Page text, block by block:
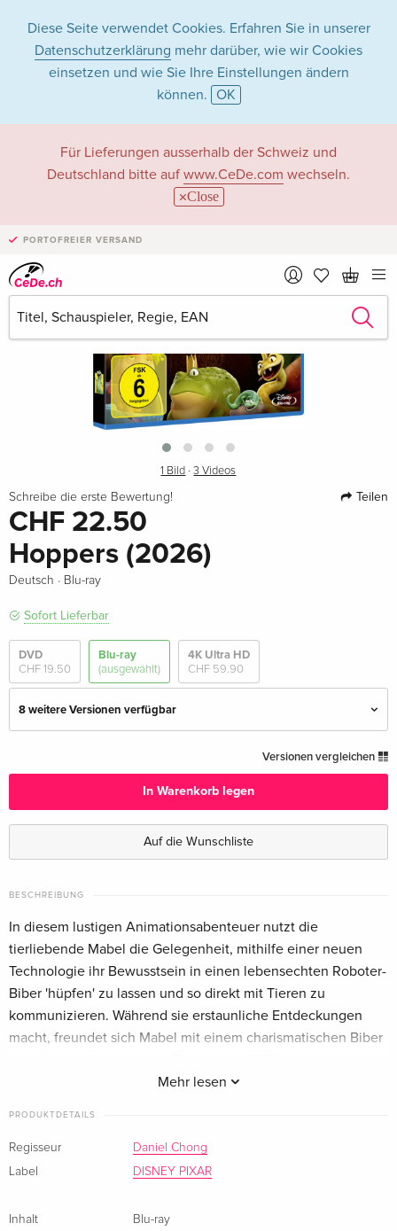
Diese Seite verwendet Cookies. Erfahren Sie in unserer
Datenschutzerklärung mehr darüber, wie wir Cookies
einsetzen und wie Sie Ihre Einstellungen ändern
können. OK
Für Lieferungen ausserhalb der Schweiz und
Deutschland bitte auf www.CeDe.com wechseln.
Close
PORTOFREIER VERSAND
›
1 Bild ·3 Videos
Schreibe die erste Bewertung! Teilen
CHF 22.50
Hoppers (2026)
Deutsch · Blu-ray
Sofort Lieferbar
DVD
CHF 19.50
Blu-ray
(ausgewählt)
4K Ultra HD
CHF 59.90
8 weitere Versionen verfügbar
CHF 22.50
Limited Edition, Steelbook
CHF 31.90
Englisch · UK Version
Limited Edition, Steelbook, 4K Ultra HD + Blu-
ray
Englisch · UK Version
CHF 66.50
Blu-ray + DVD
Englisch · US Version
CHF 43.50
Französisch
Italienisch
Versionen vergleichen
In Warenkorb legen
Auf die Wunschliste
BESCHREIBUNG
Mehr lesen
In diesem lustigen Animationsabenteuer nutzt die
tierliebende Mabel die Gelegenheit, mithilfe einer neuen
Technologie ihr Bewusstsein in einen lebensechten Roboter-
Biber 'hüpfen' zu lassen und so direkt mit Tieren zu
kommunizieren. Während sie erstaunliche Entdeckungen
macht, freundet sich Mabel mit einem charismatischen Biber
grossen, unmittelbar bevorstehenden Bedrohung durch die
Die Viecher-Tagebücher / Hopping In: Das Making-Of von
Hoppers / "Das ist König George" Szenenauflösung /
Beaverton enthüllt / Verdammt gute Patzer / Gelöschte
PRODUKTDETAILS
Regisseur
Daniel Chong
Label
DISNEY PIXAR
Inhalt
Blu-ray